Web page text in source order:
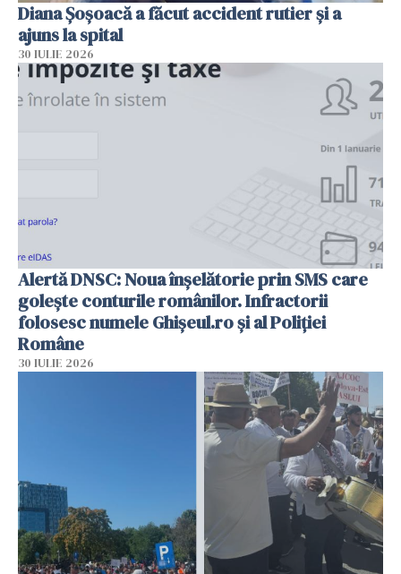
Diana Șoșoacă a făcut accident rutier și a
ajuns la spital
30 IULIE 2026
Alertă DNSC: Noua înșelătorie prin SMS care
golește conturile românilor. Infractorii
folosesc numele Ghișeul.ro și al Poliției
Române
30 IULIE 2026